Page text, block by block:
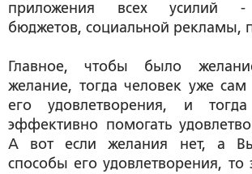
приложения всех усилий -
бюджетов, социальной рекламы,
Главное, чтобы было
желание, тогда человек уже
его удовлетворения, и
эффективно помогать
А вот если желания нет, а Вы
способы его удовлетворения, то